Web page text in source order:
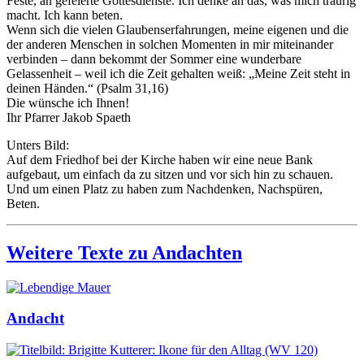
macht. Ich kann beten.
Wenn sich die vielen Glaubenserfahrungen, meine eigenen und die
der anderen Menschen in solchen Momenten in mir miteinander
verbinden – dann bekommt der Sommer eine wunderbare
Gelassenheit – weil ich die Zeit gehalten weiß: „Meine Zeit steht in
deinen Händen.“ (Psalm 31,16)
Die wünsche ich Ihnen!
Ihr Pfarrer Jakob Spaeth
Unters Bild:
Auf dem Friedhof bei der Kirche haben wir eine neue Bank
aufgebaut, um einfach da zu sitzen und vor sich hin zu schauen.
Und um einen Platz zu haben zum Nachdenken, Nachspüren,
Beten.
Weitere Texte zu Andachten
Andacht